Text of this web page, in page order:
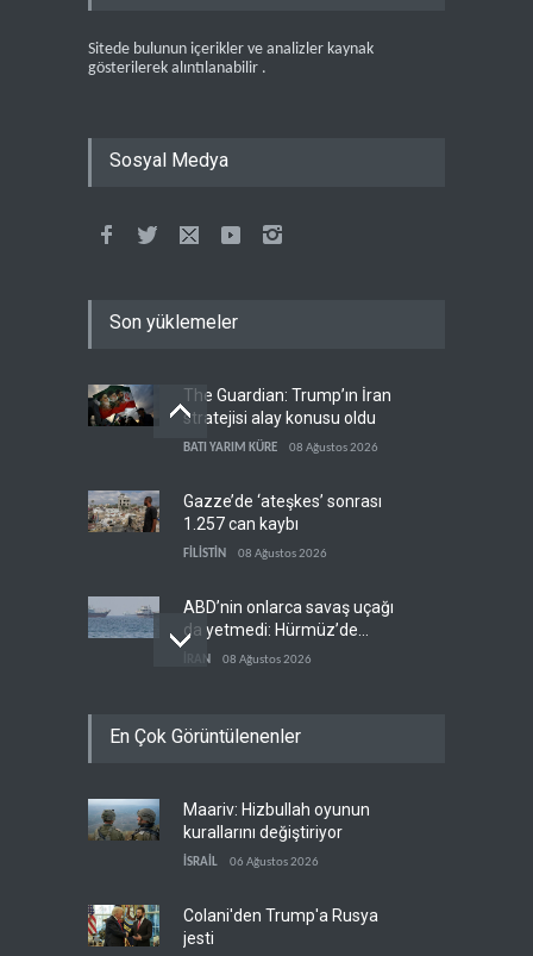
Sitede bulunun içerikler ve analizler kaynak
gösterilerek alıntılanabilir .
Sosyal Medya
Son yüklemeler
The Guardian: Trump’ın İran
stratejisi alay konusu oldu
BATI YARIM KÜRE 08 Ağustos 2026
Gazze’de ‘ateşkes’ sonrası
1.257 can kaybı
FİLİSTİN 08 Ağustos 2026
ABD’nin onlarca savaş uçağı
da yetmedi: Hürmüz’de
gemi vuruldu
İRAN 08 Ağustos 2026
'Arap projesi' uyarısı
Mossad’ın İran'a karşı Kürt
planı neden çöktü?
08 Ağustos 2026
En Çok Görüntülenenler
Maariv: Hizbullah oyunun
kurallarını değiştiriyor
İSRAİL 06 Ağustos 2026
Colani'den Trump'a Rusya
jesti